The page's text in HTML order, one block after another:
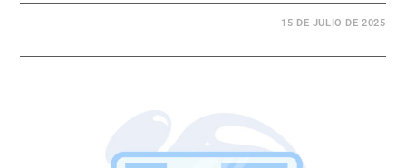
15 DE JULIO DE 2025